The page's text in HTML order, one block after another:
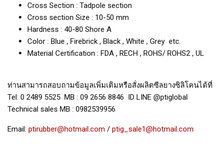
Cross Section : Tadpole section
Cross section Size : 10-50 mm
Hardness : 40-80 Shore A
Color : Blue , Firebrick , Black , White , Grey etc.
Material Certification : FDA , RECH , ROHS/ ROHS2 , UL
ท่านสามารถสอบถามข้อมูลเพิ่มเติมหรือสั่งผลิตซีลยางซิลิโคนได้ที่
Tel: 0 2489 5525 MB : 09 2656 8846 ID LINE @ptiglobal
Technical sales MB : 0982539956
Email: ptirubber@hotmail.com / ptig_sale1@hotmail.com